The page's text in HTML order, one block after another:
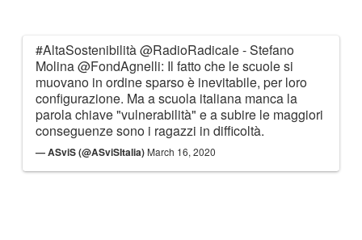
#AltaSostenibilità@RadioRadicale- Stefano
Molina@FondAgnelli: Il fatto che le scuole si
muovano in ordine sparso è inevitabile, per loro
configurazione. Ma a scuola italiana manca la
parola chiave "vulnerabilità" e a subire le maggiori
conseguenze sono i ragazzi in difficoltà.
— ASviS (@ASviSItalia) March 16, 2020